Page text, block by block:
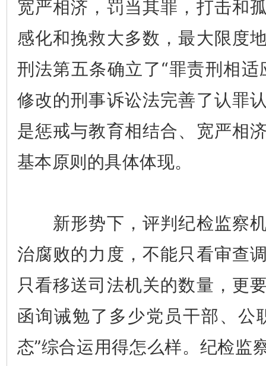
宽严相济，罚当其罪，打击和
感化和挽救大多数，最大限度
刑法第五条确立了“罪责刑相
修改的刑事诉讼法完善了认罪
是惩戒与教育相结合、宽严相
基本原则的具体体现。
新形势下，评判纪检监察机
治腐败的力度，不能只看审查
只看移送司法机关的数量，更
函询诫勉了多少党员干部、公
态”综合运用得怎么样。纪检监